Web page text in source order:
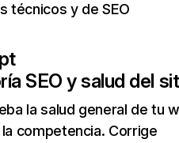
técnicos y de SEO
SEO y salud del
la salud general de tu
competencia. Corrige